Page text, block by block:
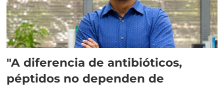
"A diferencia de antibióticos,
péptidos no dependen de